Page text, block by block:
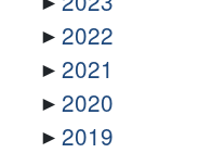
2022
2021
2020
2019